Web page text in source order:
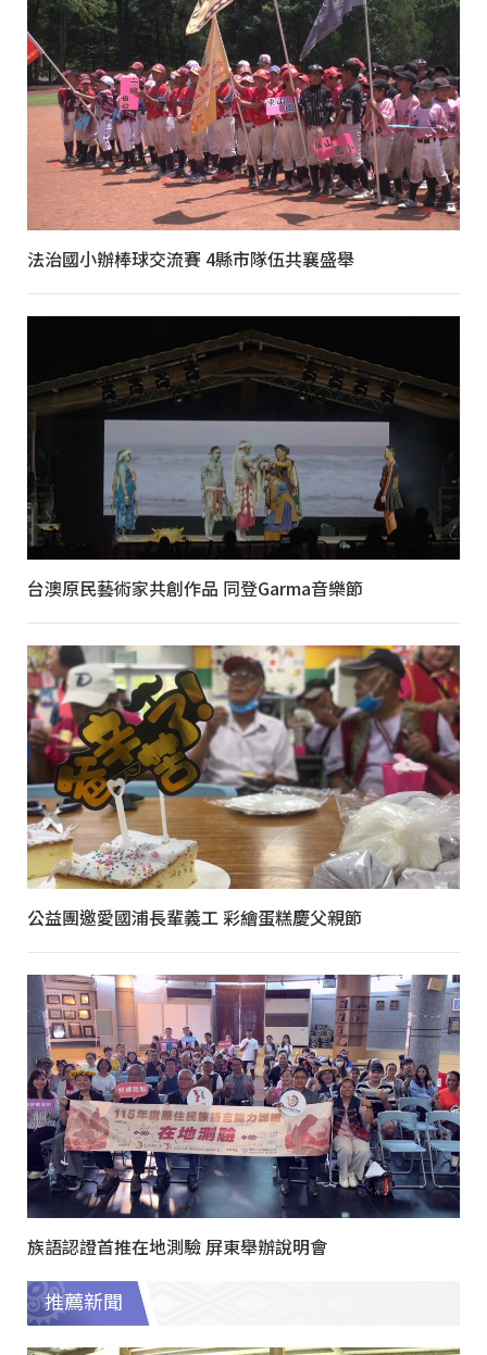
法治國小辦棒球交流賽 4縣市隊伍共襄盛舉
台澳原民藝術家共創作品 同登Garma音樂節
公益團邀愛國浦長輩義工 彩繪蛋糕慶父親節
族語認證首推在地測驗 屏東舉辦說明會
推薦新聞